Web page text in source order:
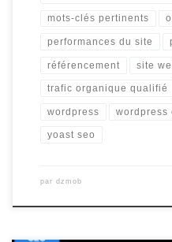
mots-clés pertinents
performances du site
référencement site
trafic organique qualifié
wordpress wordpress
yoast seo
par dzmob